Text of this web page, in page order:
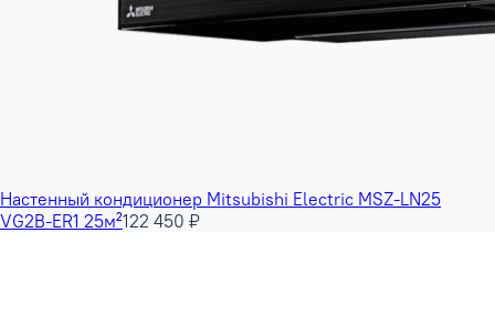
Настенный кондиционер Mitsubishi Electric MSZ-LN25
VG2B-ER1 25м²122 450 ₽